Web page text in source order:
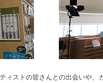
ィストの皆さんとの出会いや、